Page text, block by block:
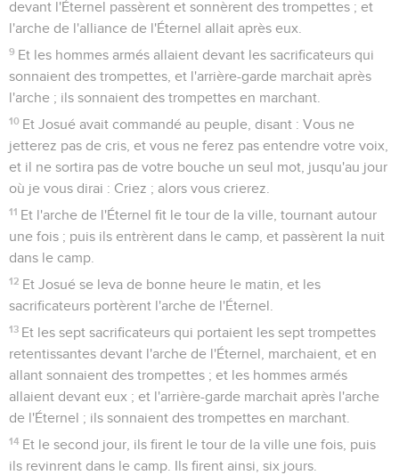
devant l'Éternel passèrent et sonnèrent des trompettes ; et
l'arche de l'alliance de l'Éternel allait après eux.
9 Et les hommes armés allaient devant les sacrificateurs qui
sonnaient des trompettes, et l'arrière-garde marchait après
l'arche ; ils sonnaient des trompettes en marchant.
10 Et Josué avait commandé au peuple, disant : Vous ne
jetterez pas de cris, et vous ne ferez pas entendre votre voix,
et il ne sortira pas de votre bouche un seul mot, jusqu'au jour
où je vous dirai : Criez ; alors vous crierez.
11 Et l'arche de l'Éternel fit le tour de la ville, tournant autour
une fois ; puis ils entrèrent dans le camp, et passèrent la nuit
dans le camp.
12 Et Josué se leva de bonne heure le matin, et les
sacrificateurs portèrent l'arche de l'Éternel.
13 Et les sept sacrificateurs qui portaient les sept trompettes
retentissantes devant l'arche de l'Éternel, marchaient, et en
allant sonnaient des trompettes ; et les hommes armés
allaient devant eux ; et l'arrière-garde marchait après l'arche
de l'Éternel ; ils sonnaient des trompettes en marchant.
14 Et le second jour, ils firent le tour de la ville une fois, puis
ils revinrent dans le camp. Ils firent ainsi, six jours.